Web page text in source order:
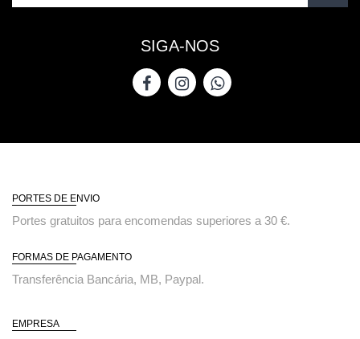
SIGA-NOS
PORTES DE ENVIO
Portes gratuitos para encomendas superiores a 30 €.
FORMAS DE PAGAMENTO
Transferência Bancária, MB, Paypal.
EMPRESA